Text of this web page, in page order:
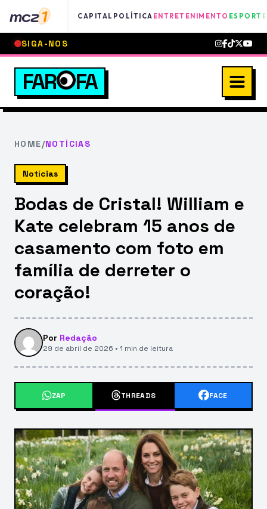
mcz1 CAPITAL POLÍTICA ENTRETENIMENTO
SIGA-NOS
FAR FA
HOME/NOTÍCIAS
Notícias
Bodas de Cristal! William e
Kate celebram 15 anos de
casamento com foto em
família de derreter o
coração!
Por Redação
29 de abril de 2026 • 1 min de leitura
ZAP THREADS FACE